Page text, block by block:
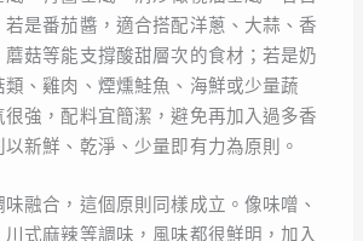
是番茄醬，適合搭配洋蔥、大蒜、香
蘑菇等能支撐酸甜層次的食材；若是奶
類、雞肉、煙燻鮭魚、海鮮或少量蔬
很強，配料宜簡潔，避免再加入過多香
新鮮、乾淨、少量即有力為原則。
融合，這個原則同樣成立。像味噌、
式麻辣等調味，風味都很鮮明，加入